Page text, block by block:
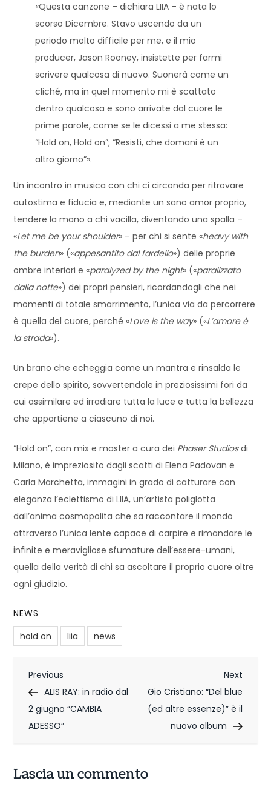
«Questa canzone – dichiara LIIA – è nata lo
scorso Dicembre. Stavo uscendo da un
periodo molto difficile per me, e il mio
producer, Jason Rooney, insistette per farmi
scrivere qualcosa di nuovo. Suonerà come un
cliché, ma in quel momento mi è scattato
dentro qualcosa e sono arrivate dal cuore le
prime parole, come se le dicessi a me stessa:
“Hold on, Hold on”; “Resisti, che domani è un
altro giorno”».
Un incontro in musica con chi ci circonda per ritrovare
autostima e fiducia e, mediante un sano amor proprio,
tendere la mano a chi vacilla, diventando una spalla –
«Let me be your shoulder» – per chi si sente «heavy with
the burden» («appesantito dal fardello») delle proprie
ombre interiori e «paralyzed by the night» («paralizzato
dalla notte») dei propri pensieri, ricordandogli che nei
momenti di totale smarrimento, l’unica via da percorrere
è quella del cuore, perché «Love is the way» («L’amore è
la strada»).
Un brano che echeggia come un mantra e rinsalda le
crepe dello spirito, sovvertendole in preziosissimi fori da
cui assimilare ed irradiare tutta la luce e tutta la bellezza
che appartiene a ciascuno di noi.
“Hold on”, con mix e master a cura dei Phaser Studiosdi
Milano, è impreziosito dagli scatti di Elena Padovan e
Carla Marchetta, immagini in grado di catturare con
eleganza l’eclettismo di LIIA, un’artista poliglotta
dall’anima cosmopolita che sa raccontare il mondo
attraverso l’unica lente capace di carpire e rimandare le
infinite e meravigliose sfumature dell’essere-umani,
quella della verità di chi sa ascoltare il proprio cuore oltre
ogni giudizio.
NEWS
hold on
liia news
N
a
v
g
Previous
Post
Previous
ALIS RAY: in radio dal
2 giugno “CAMBIA
ADESSO”
Next
Post
Next
Gio Cristiano: “Del blue
(ed altre essenze)” è il
nuovo album
Lascia un commento